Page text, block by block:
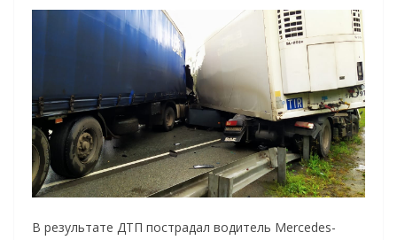
В результате ДТП пострадал водитель Mercedes-